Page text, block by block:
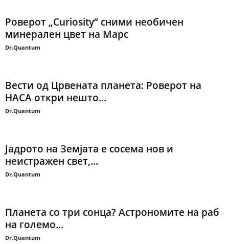
Роверот „Curiosity“ сними необичен
минерален цвет на Марс
Dr.Quantum
Вести од Црвената планета: Роверот на
НАСА откри нешто...
Dr.Quantum
Јадрото на Земјата е сосема нов и
неистражен свет,...
Dr.Quantum
Планета со три сонца? Астрономите на раб
на големо...
Dr.Quantum